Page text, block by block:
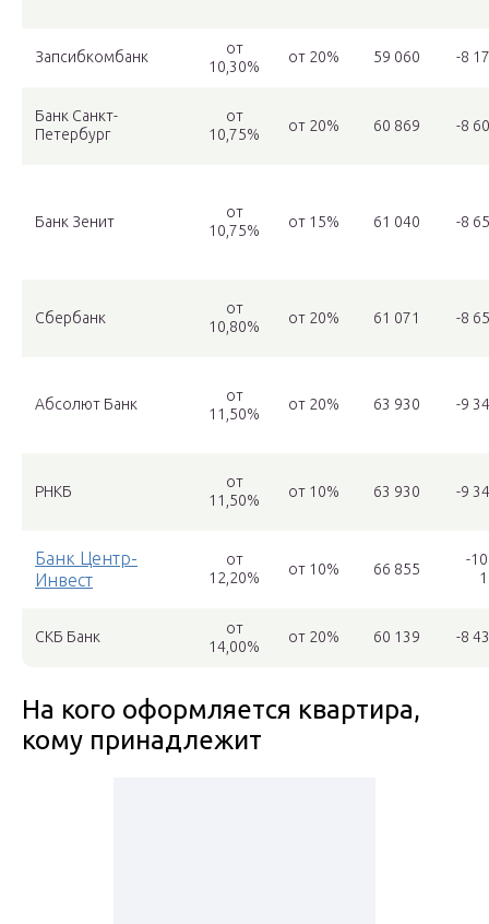
Запсибкомбанк
от
10,30%
от 20% 59 060 -8
Банк Санкт-
Петербург
от
10,75%
от 20% 60 869 -8
Банк Зенит
от
10,75%
от 15% 61 040 -8
Сбербанк
от
10,80%
от 20% 61 071 -8
Абсолют Банк
от
11,50%
от 20% 63 930 -9
РНКБ
от
11,50%
от 10% 63 930 -9
Банк Центр-
Инвест
от
12,20%
от 10% 66 855
-
СКБ Банк
от
14,00%
от 20% 60 139 -8
На кого оформляется квартира,
кому принадлежит